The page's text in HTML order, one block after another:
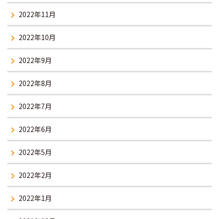
2022年11月
2022年10月
2022年9月
2022年8月
2022年7月
2022年6月
2022年5月
2022年2月
2022年1月